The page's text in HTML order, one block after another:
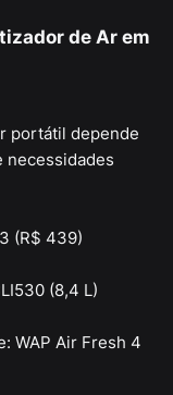
de Ar em
portátil depende
necessidades
(R$ 439)
(8,4 L)
WAP Air Fresh 4